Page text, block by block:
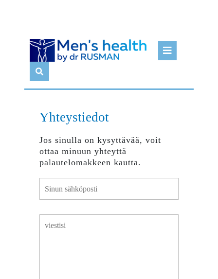
Skip
content
Yhteystiedot
Jos sinulla on kysyttävää, voit
ottaa minuun yhteyttä
palautelomakkeen kautta.